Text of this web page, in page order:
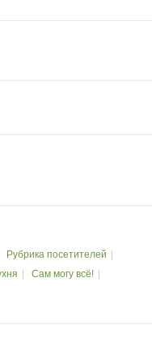
Рубрика посетителей
Сам могу всё!